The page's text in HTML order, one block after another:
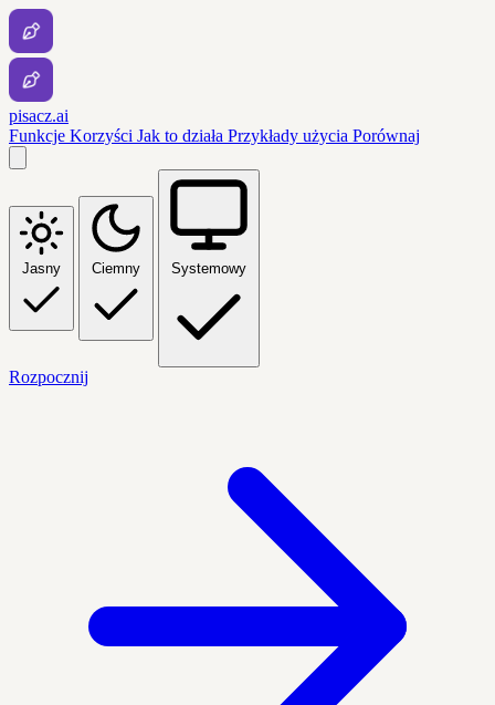
pisacz.ai
Funkcje Korzyści Jak to działa Przykłady użycia Porównaj
Jasny Ciemny Systemowy
Rozpocznij